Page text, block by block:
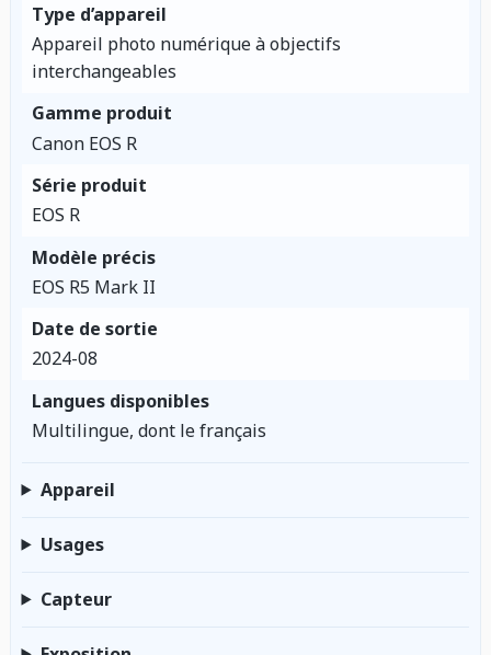
Type d’appareil
Appareil photo numérique à objectifs
interchangeables
Gamme produit
Canon EOS R
Série produit
EOS R
Modèle précis
EOS R5 Mark II
Date de sortie
2024-08
Langues disponibles
Multilingue, dont le français
Appareil
Usages
Capteur